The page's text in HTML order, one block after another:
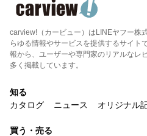
carview!（カービュー）はLINEヤフー株
らゆる情報やサービスを提供するサイト
報から、ユーザーや専門家のリアルなレ
多く掲載しています。
知る
カタログ
ニュース オリジナル
買う・売る